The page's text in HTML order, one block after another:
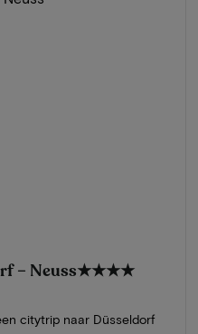
– Neuss★★★★
citytrip naar Düsseldorf